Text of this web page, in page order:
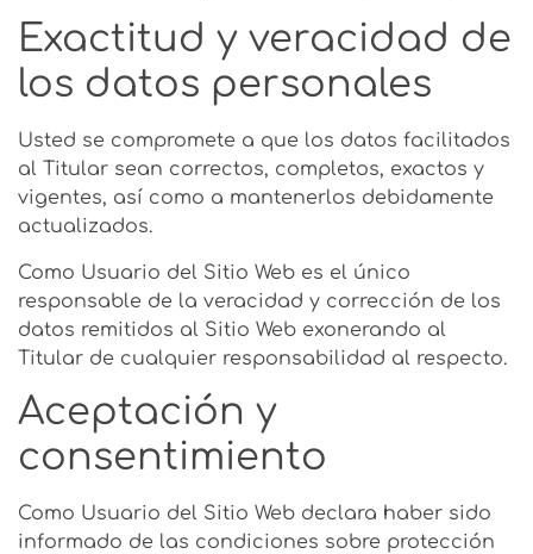
Exactitud y veracidad de
los datos personales
Usted se compromete a que los datos facilitados
al Titular sean correctos, completos, exactos y
vigentes, así como a mantenerlos debidamente
actualizados.
Como Usuario del Sitio Web es el único
responsable de la veracidad y corrección de los
datos remitidos al Sitio Web exonerando al
Titular de cualquier responsabilidad al respecto.
Aceptación y
consentimiento
Como Usuario del Sitio Web declara haber sido
informado de las condiciones sobre protección